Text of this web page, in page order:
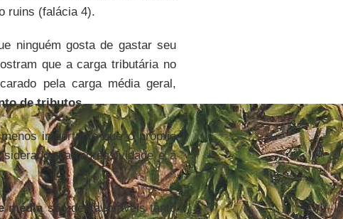
ruins (falácia 4).
ninguém gosta de gastar seu
que a carga tributária no
pela carga média geral,
de tributos.
importante que o próprio
a regressividade e a
médiasão desfavoráveis tanto